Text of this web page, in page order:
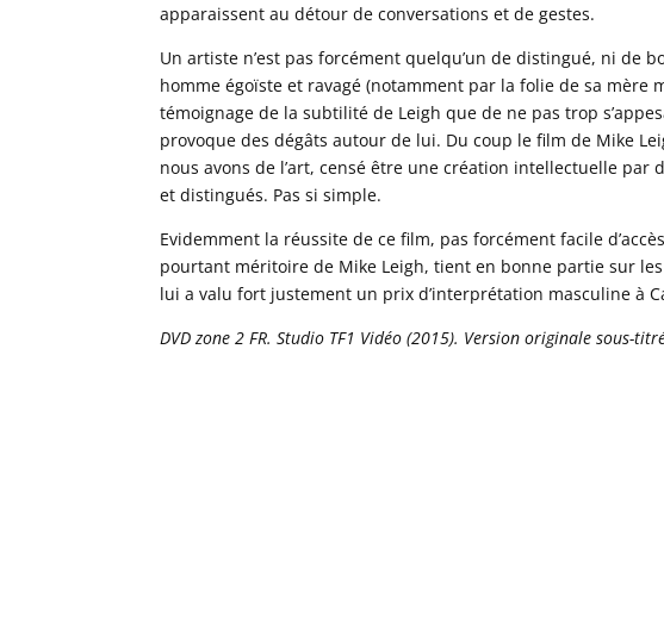
apparaissent au détour de conversations et de gestes.
Un artiste n’est pas forcément quelqu’un de distingué, ni de
homme égoïste et ravagé (notamment par la folie de sa mère
témoignage de la subtilité de Leigh que de ne pas trop
provoque des dégâts autour de lui. Du coup le film de Mike
nous avons de l’art, censé être une création intellectuelle
et distingués. Pas si simple.
Evidemment la réussite de ce film, pas forcément facile
pourtant méritoire de Mike Leigh, tient en bonne partie sur
lui a valu fort justement un prix d’interprétation masculine à
DVD zone 2 FR. Studio TF1 Vidéo (2015). Version originale sous-